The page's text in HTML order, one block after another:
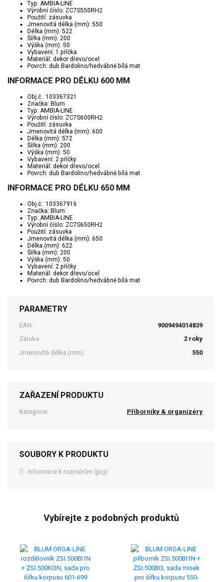
Typ: AMBIA-LINE
Výrobní číslo: ZC7S550RH2
Použití: zásuvka
Jmenovitá délka (mm): 550
Délka (mm): 522
Šířka (mm): 200
Výška (mm): 50
Vybavení: 1 příčka
Materiál: dekor dřevo/ocel
Povrch: dub Bardolino/hedvábně bílá mat
INFORMACE PRO DÉLKU 600 MM
Obj.č.: 103367321
Značka: Blum
Typ: AMBIA-LINE
Výrobní číslo: ZC7S600RH2
Použití: zásuvka
Jmenovitá délka (mm): 600
Délka (mm): 572
Šířka (mm): 200
Výška (mm): 50
Vybavení: 2 příčky
Materiál: dekor dřevo/ocel
Povrch: dub Bardolino/hedvábně bílá mat
INFORMACE PRO DÉLKU 650 MM
Obj.č.: 103367916
Značka: Blum
Typ: AMBIA-LINE
Výrobní číslo: ZC7S650RH2
Použití: zásuvka
Jmenovitá délka (mm): 650
Délka (mm): 622
Šířka (mm): 200
Výška (mm): 50
Vybavení: 2 příčky
Materiál: dekor dřevo/ocel
Povrch: dub Bardolino/hedvábně bílá mat
PARAMETRY
EAN:
9009494014839
Záruka:
2 roky
Jmenovitá délka (mm):
550
ZAŘAZENÍ PRODUKTU
Kategorie: Příborníky & organizéry
SOUBORY K PRODUKTU
Informace k rozměrům (jpg)
Vybírejte z podobných produktů